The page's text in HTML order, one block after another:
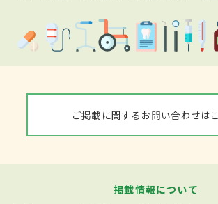
ご掲載に関するお問い合わせは
掲載情報について